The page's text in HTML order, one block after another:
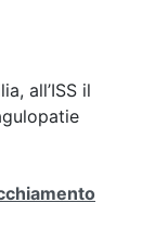
all’ISS il